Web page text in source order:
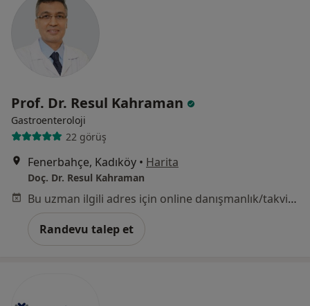
Prof. Dr. Resul Kahraman
Gastroenteroloji
22 görüş
Fenerbahçe, Kadıköy • Harita
Doç. Dr. Resul Kahraman
Bu uzman ilgili adres için online danışmanlık/takvim sunmuyor.
Randevu talep et